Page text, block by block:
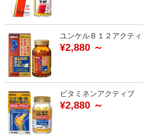
ユンケルＢ１２アクテ
¥2,880 ～
ビタミネンアクティブ
¥2,880 ～